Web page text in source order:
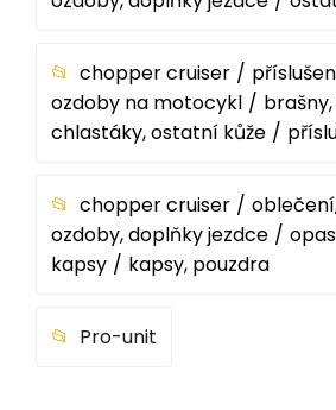
chopper cruiser
ozdoby na motocykl
chlastáky, ostatní kůže
chopper cruiser
ozdoby, doplňky jezdce
kapsy
kapsy, pouzdra
Pro-unit